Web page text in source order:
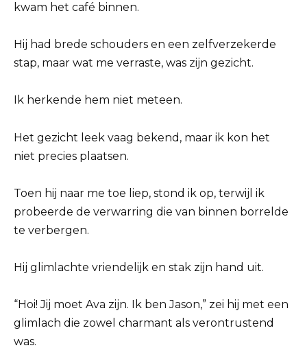
kwam het café binnen.
Hij had brede schouders en een zelfverzekerde
stap, maar wat me verraste, was zijn gezicht.
Ik herkende hem niet meteen.
Het gezicht leek vaag bekend, maar ik kon het
niet precies plaatsen.
Toen hij naar me toe liep, stond ik op, terwijl ik
probeerde de verwarring die van binnen borrelde
te verbergen.
Hij glimlachte vriendelijk en stak zijn hand uit.
“Hoi! Jij moet Ava zijn. Ik ben Jason,” zei hij met een
glimlach die zowel charmant als verontrustend
was.